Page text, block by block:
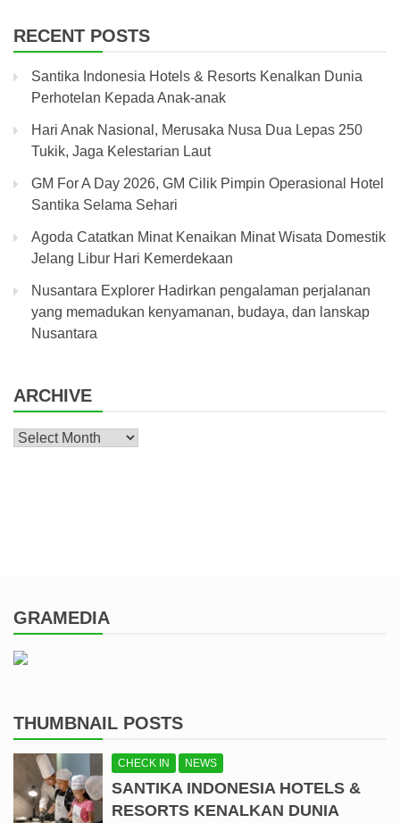
RECENT POSTS
Santika Indonesia Hotels & Resorts Kenalkan Dunia
Perhotelan Kepada Anak-anak
Hari Anak Nasional, Merusaka Nusa Dua Lepas 250
Tukik, Jaga Kelestarian Laut
GM For A Day 2026, GM Cilik Pimpin Operasional Hotel
Santika Selama Sehari
Agoda Catatkan Minat Kenaikan Minat Wisata Domestik
Jelang Libur Hari Kemerdekaan
Nusantara Explorer Hadirkan pengalaman perjalanan
yang memadukan kenyamanan, budaya, dan lanskap
Nusantara
ARCHIVE
Archive
GRAMEDIA
THUMBNAIL POSTS
CHECK IN NEWS
SANTIKA INDONESIA HOTELS &
RESORTS KENALKAN DUNIA